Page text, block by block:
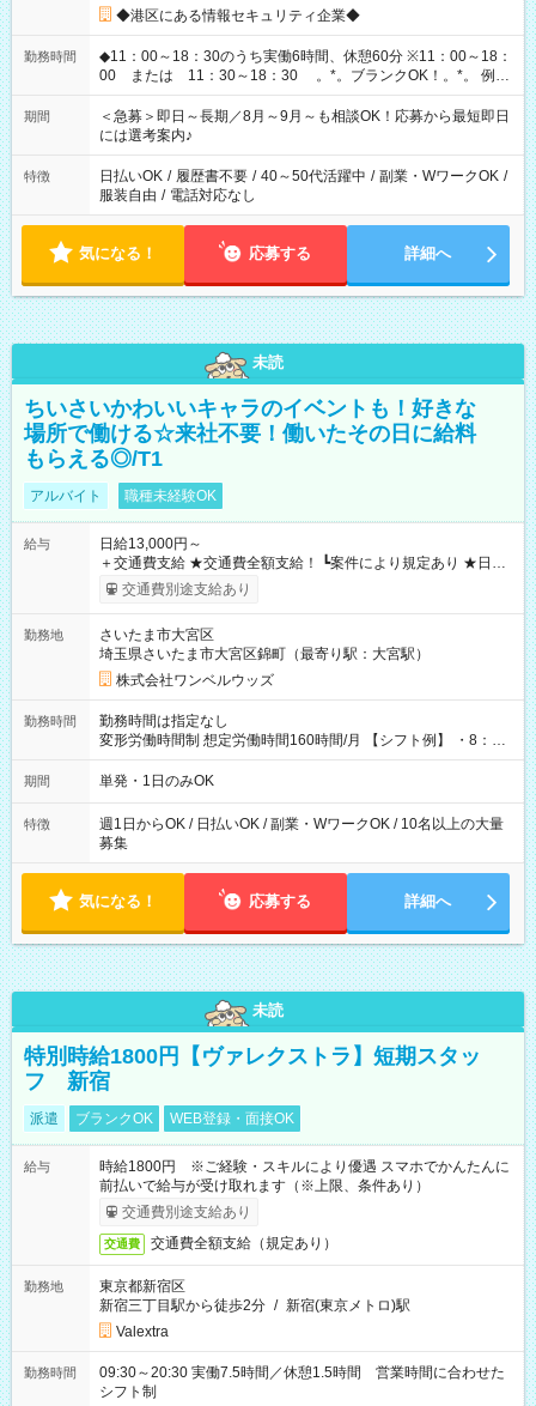
◆港区にある情報セキュリティ企業◆
勤務時間
◆11：00～18：30のうち実働6時間、休憩60分 ※11：00～18：
00 または 11：30～18：30 。*。ブランクOK！。*。 例え
ば前職が、 在宅/財団法人/事務/コールセンター/受付/販売/カフェ
スタッフ スイーツ販売/ホテルフロント/化粧品販売/など 様々な
業界から入社して活躍されています♪
期間
＜急募＞即日～長期／8月～9月～も相談OK！応募から最短即日
には選考案内♪
特徴 日払いOK / 履歴書不要 / 40～50代活躍中 / 副業・WワークOK /
服装自由 / 電話対応なし
気になる！ 応募する 詳細へ
未読
ちいさいかわいいキャラのイベントも！好きな
場所で働ける☆来社不要！働いたその日に給料
もらえる◎/T1
アルバイト 職種未経験OK
給与
日給13,000円～
＋交通費支給 ★交通費全額支給！ ┗案件により規定あり ★日払
いOK！（規定あり） ┗働いたその日に現金GET♪ お仕事後はコ
ンビニATMから 日払い分を引き落とせます！ 【試用期間】試
交通費別途支給あり
勤務地
さいたま市大宮区
埼玉県さいたま市大宮区錦町（最寄り駅：大宮駅）
株式会社ワンベルウッズ
勤務時間
勤務時間は指定なし
変形労働時間制 想定労働時間160時間/月 【シフト例】 ・8：00
～21：00
期間 単発・1日のみOK
特徴
週1日からOK / 日払いOK / 副業・WワークOK / 10名以上の大量
募集
気になる！ 応募する 詳細へ
未読
特別時給1800円【ヴァレクストラ】短期スタッ
フ 新宿
派遣 ブランクOK WEB登録・面接OK
給与
時給1800円 ※ご経験・スキルにより優遇 スマホでかんたんに
前払いで給与が受け取れます（※上限、条件あり）
交通費別途支給あり
交通費 交通費全額支給（規定あり）
勤務地
東京都新宿区
新宿三丁目駅から徒歩2分 / 新宿(東京メトロ)駅
Valextra
勤務時間
09:30～20:30 実働7.5時間／休憩1.5時間 営業時間に合わせた
シフト制